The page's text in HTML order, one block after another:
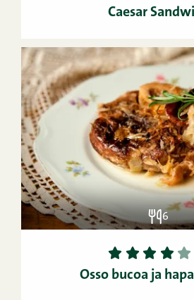
Caesar
6
1 2 3 4 5
Osso bucoa ja